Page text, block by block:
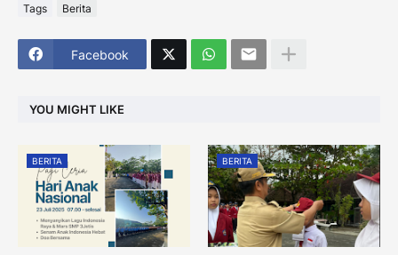
Tags Berita
Facebook
YOU MIGHT LIKE
BERITA BERITA